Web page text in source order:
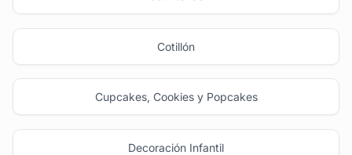
Cotillón
Cupcakes, Cookies y Popcakes
Decoración Infantil